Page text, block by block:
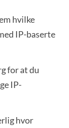
hvilke
IP-baserte
for at du
IP-
hvor